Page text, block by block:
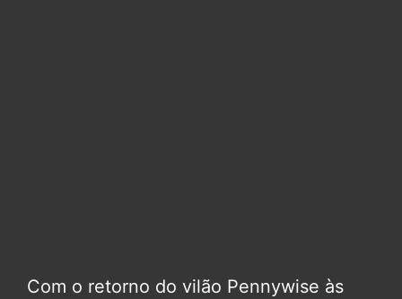
Com o retorno do vilão Pennywise às